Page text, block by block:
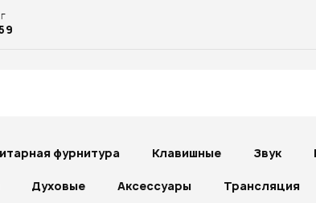
фурнитура Клавишные Звук
Духовые Аксессуары Трансляция